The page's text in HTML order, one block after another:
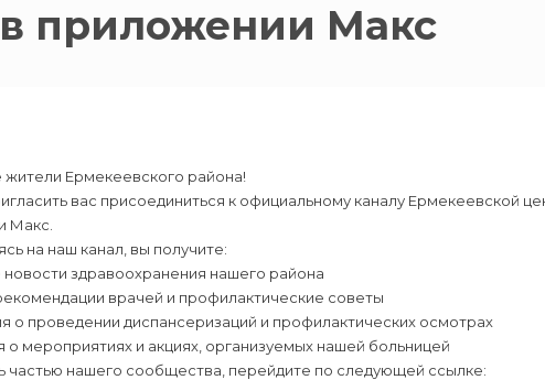
приложении Макс
Ермекеевского района!
вас присоединиться к официальному каналу Ермекеевской
Макс.
на наш канал, вы получите:
новости здравоохранения нашего района
врачей и профилактические советы
о проведении диспансеризаций и профилактических осмотрах
о мероприятиях и акциях, организуемых нашей больницей
частью нашего сообщества, перейдите по следующей ссылке: